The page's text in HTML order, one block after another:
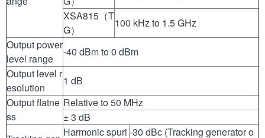
XSA815（T
G）
100 kHz to 1.5 GHz
Output power
level range
-40 dBm to 0 dBm
Output level r
esolution
1 dB
Output flatne
ss
Relative to 50 MHz
± 3 dB
Harmonic spuri -30 dBc (Tracking generator o